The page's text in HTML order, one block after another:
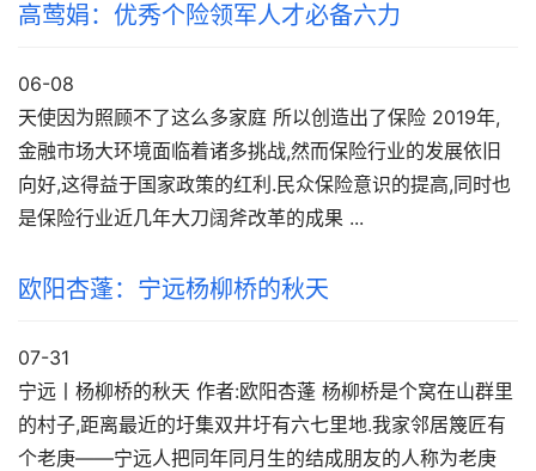
高莺娟：优秀个险领军人才必备六力
06-08
天使因为照顾不了这么多家庭 所以创造出了保险 2019年,
金融市场大环境面临着诸多挑战,然而保险行业的发展依旧
向好,这得益于国家政策的红利.民众保险意识的提高,同时也
是保险行业近几年大刀阔斧改革的成果 ...
欧阳杏蓬：宁远杨柳桥的秋天
07-31
宁远丨杨柳桥的秋天 作者:欧阳杏蓬 杨柳桥是个窝在山群里
的村子,距离最近的圩集双井圩有六七里地.我家邻居篾匠有
个老庚――宁远人把同年同月生的结成朋友的人称为老庚